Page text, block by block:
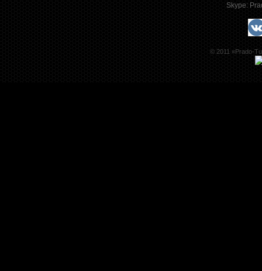
Skype:
© 2011 «Prado-